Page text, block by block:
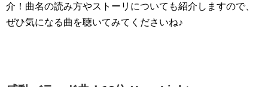
介！曲名の読み方やストーリについても紹介しますので、
ぜひ気になる曲を聴いてみてくださいね♪